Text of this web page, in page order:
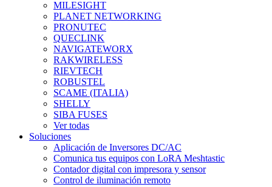
MILESIGHT
PLANET NETWORKING
PRONUTEC
QUECLINK
NAVIGATEWORX
RAKWIRELESS
RIEVTECH
ROBUSTEL
SCAME (ITALIA)
SHELLY
SIBA FUSES
Ver todas
Soluciones
Aplicación de Inversores DC/AC
Comunica tus equipos con LoRA Meshtastic
Contador digital con impresora y sensor
Control de iluminación remoto